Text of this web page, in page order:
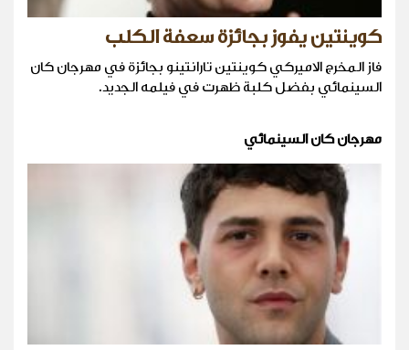
كوينتين يفوز بجائزة سعفة الكلب
فاز المخرج الاميركي كوينتين تارانتينو بجائزة في مهرجان كان
السينمائي بفضل كلبة ظهرت في فيلمه الجديد.
مهرجان كان السينمائي